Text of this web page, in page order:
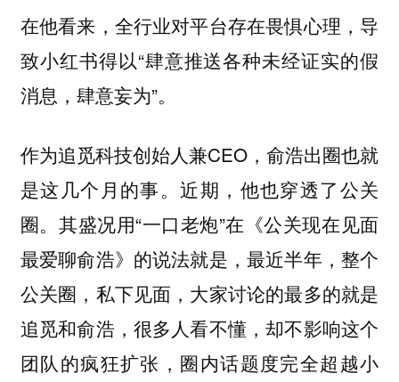
在他看来，全行业对平台存在畏惧心理，导
致小红书得以“肆意推送各种未经证实的假
消息，肆意妄为”。
作为追觅科技创始人兼CEO，俞浩出圈也就
是这几个月的事。近期，他也穿透了公关
圈。其盛况用“一口老炮”在《公关现在见面
最爱聊俞浩》的说法就是，最近半年，整个
公关圈，私下见面，大家讨论的最多的就是
追觅和俞浩，很多人看不懂，却不影响这个
团队的疯狂扩张，圈内话题度完全超越小